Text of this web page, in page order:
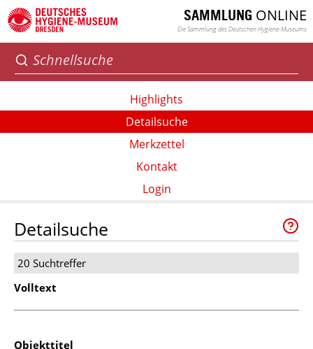
SAMMLUNG ONLINE
Die Sammlung des Deutschen Hygiene-Museums
Highlights
Detailsuche
Merkzettel
Kontakt
Login
Detailsuche
20 Suchtreffer
Volltext
Objekttitel